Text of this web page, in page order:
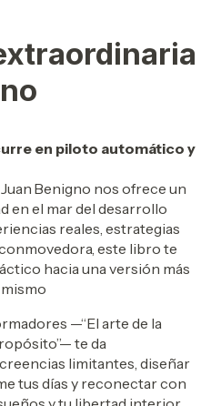
en piloto automático y
Juan Benigno nos ofrece un
en el mar del desarrollo
reales, estrategias
este libro te
hacia una versión más
—“El arte de la
te da
limitantes, diseñar
tus días y reconectar con